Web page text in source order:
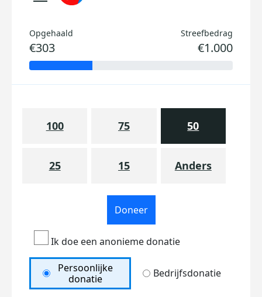
Opgehaald
€303
Streefbedrag
€1.000
100 75 50
25 15 Anders
Doneer
Ik doe een anonieme donatie
Persoonlijke
donatie
Bedrijfsdonatie